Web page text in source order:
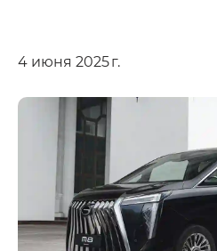
4 июня 2025 г.